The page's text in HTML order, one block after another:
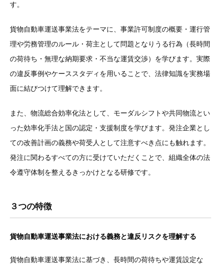
す。
貨物自動車運送事業法をテーマに、事業許可制度の概要・運行管
理や労務管理のルール・荷主として問題となりうる行為（長時間
の荷待ち・無理な納期要求・不当な運賃交渉）を学びます。実際
の違反事例やケーススタディを用いることで、法律知識を実務場
面に結びつけて理解できます。
また、物流総合効率化法として、モーダルシフトや共同物流とい
った効率化手法と国の認定・支援制度を学びます。発注企業とし
ての改善計画の義務や荷受人として注意すべき点にも触れます。
発注に関わるすべての方に受けていただくことで、組織全体の法
令遵守体制を整えるきっかけとなる研修です。
３つの特徴
貨物自動車運送事業法における義務と違反リスクを理解する
貨物自動車運送事業法に基づき、長時間の荷待ちや運賃設定な